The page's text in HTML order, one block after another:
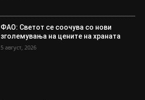
ФАО: Светот се соочува со нови
зголемувања на цените на храната
5 август, 2026